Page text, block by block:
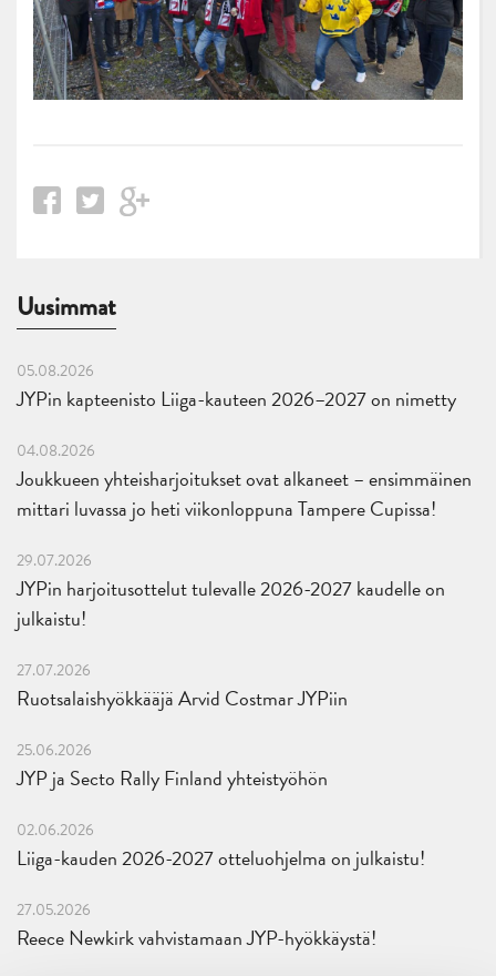
Uusimmat
05.08.2026
JYPin kapteenisto Liiga-kauteen 2026–2027 on nimetty
04.08.2026
Joukkueen yhteisharjoitukset ovat alkaneet – ensimmäinen
mittari luvassa jo heti viikonloppuna Tampere Cupissa!
29.07.2026
JYPin harjoitusottelut tulevalle 2026-2027 kaudelle on
julkaistu!
27.07.2026
Ruotsalaishyökkääjä Arvid Costmar JYPiin
25.06.2026
JYP ja Secto Rally Finland yhteistyöhön
02.06.2026
Liiga-kauden 2026-2027 otteluohjelma on julkaistu!
27.05.2026
Reece Newkirk vahvistamaan JYP-hyökkäystä!